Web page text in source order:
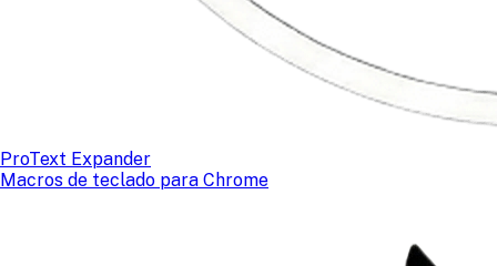
ProText Expander
Macros de teclado para Chrome